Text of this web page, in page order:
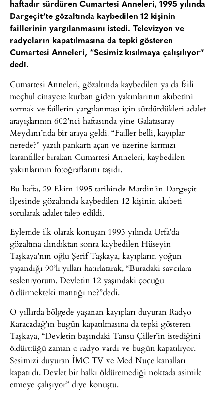
haftadır sürdüren Cumartesi Anneleri, 1995 yılında
Dargeçit’te gözaltında kaybedilen 12 kişinin
faillerinin yargılanmasını istedi. Televizyon ve
radyoların kapatılmasına da tepki gösteren
Cumartesi Anneleri, “Sesimiz kısılmaya çalışılıyor”
dedi.
Cumartesi Anneleri, gözaltında kaybedilen ya da faili
meçhul cinayete kurban giden yakınlarının akıbetini
sormak ve faillerin yargılanması için sürdürdükleri adalet
arayışlarının 602’nci haftasında yine Galatasaray
Meydanı’nda bir araya geldi. “Failler belli, kayıplar
nerede?” yazılı pankartı açan ve üzerine kırmızı
karanfiller bırakan Cumartesi Anneleri, kaybedilen
yakınlarının fotoğraflarını taşıdı.
Bu hafta, 29 Ekim 1995 tarihinde Mardin’in Dargeçit
ilçesinde gözaltında kaybedilen 12 kişinin akıbeti
sorularak adalet talep edildi.
Eylemde ilk olarak konuşan 1993 yılında Urfa’da
gözaltına alındıktan sonra kaybedilen Hüseyin
Taşkaya’nın oğlu Şerif Taşkaya, kayıpların yoğun
yaşandığı 90’lı yılları hatırlatarak, “Buradaki savcılara
sesleniyorum. Devletin 12 yaşındaki çocuğu
öldürmekteki mantığı ne?”dedi.
O yıllarda bölgede yaşanan kayıpları duyuran Radyo
Karacadağ’ın bugün kapatılmasına da tepki gösteren
Taşkaya, “Devletin başındaki Tansu Çiller’in istediğini
öldürttüğü zaman o radyo vardı ve bugün kapatılıyor.
Sesimizi duyuran İMC TV ve Med Nuçe kanalları
kapatıldı. Devlet bir halkı öldüremediği noktada asimile
etmeye çalışıyor” diye konuştu.